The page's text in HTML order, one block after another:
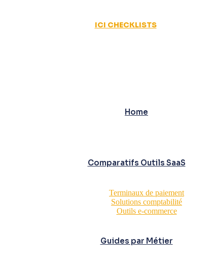
ICI CHECKLISTS
Home
Comparatifs Outils SaaS
Terminaux de paiement
Solutions comptabilité
Outils e-commerce
Guides par Métier